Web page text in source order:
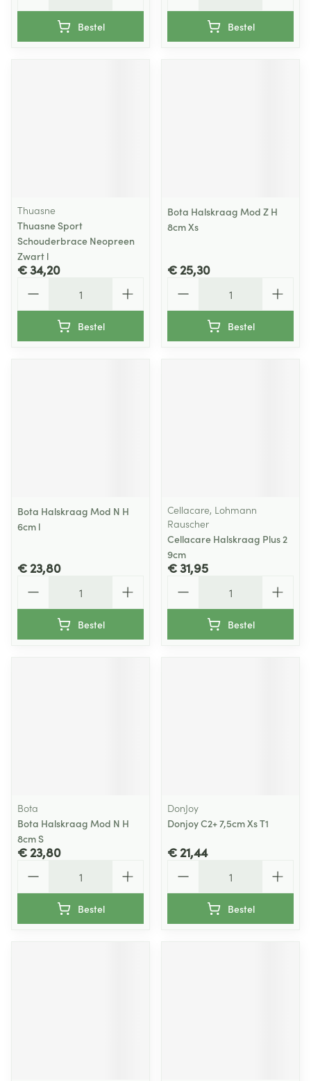
Bestel Bestel
Thuasne
Thuasne Sport
Schouderbrace Neopreen
Zwart l
€ 34,20
Bestel
Bota Halskraag Mod Z H
8cm Xs
€ 25,30
Bestel
Bota Halskraag Mod N H
6cm l
€ 23,80
Bestel
Cellacare, Lohmann
Rauscher
Cellacare Halskraag Plus 2
9cm
€ 31,95
Bestel
Bota
Bota Halskraag Mod N H
8cm S
€ 23,80
Bestel
DonJoy
Donjoy C2+ 7,5cm Xs T1
€ 21,44
Bestel